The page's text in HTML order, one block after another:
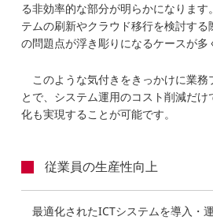
る非効率的な部分が明らかになります
テムの刷新やクラウド移行を検討す
の問題点が浮き彫りになるケースが多
このような気付きをきっかけに業務
とで、システム運用のコスト削減だ
化も実現することが可能です。
従業員の生産性向上
最適化されたICTシステムを導入・